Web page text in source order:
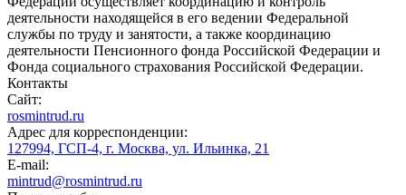
деятельности находящейся в его ведении Федеральной
службы по труду и занятости, а также координацию
деятельности Пенсионного фонда Российской Федерации и
Фонда социального страхования Российской Федерации.
Контакты
Сайт:
rosmintrud.ru
Адрес для корреспонденции:
127994, ГСП-4, г. Москва, ул. Ильинка, 21
E-mail:
mintrud@rosmintrud.ru